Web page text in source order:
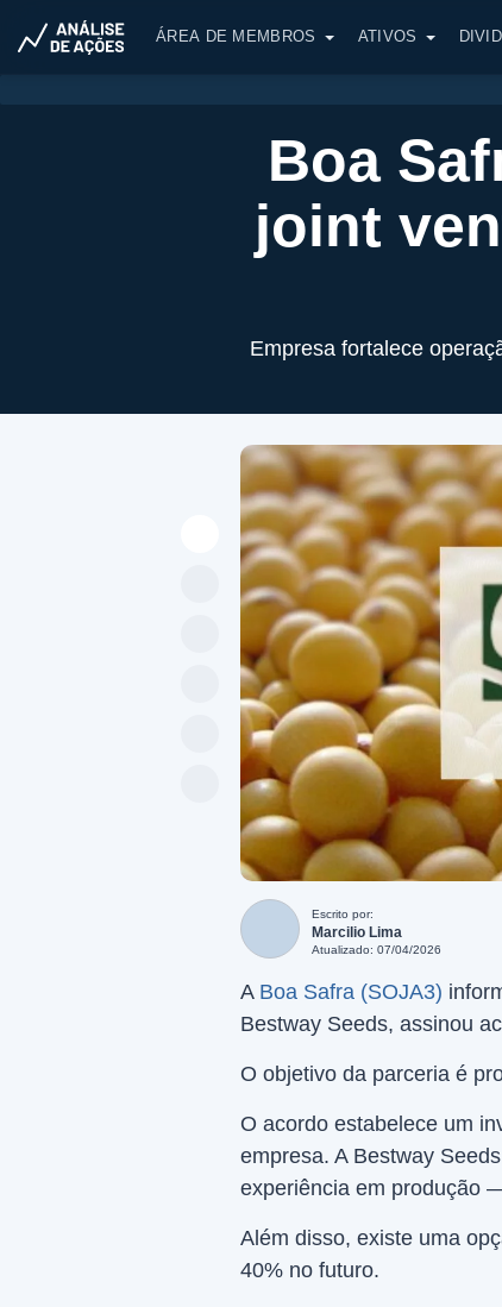
ÁREA DE MEMBROS ATIVOS
Boa
joint
Empresa fortalece
Escrito por:
Marcilio Lima
Atualizado: 07/04/2026
A Boa Safra (SOJA3)
Bestway Seeds, assinou
O objetivo da parceria é
O acordo estabelece um
empresa. A Bestway
experiência em produção
Além disso, existe uma
40% no futuro.